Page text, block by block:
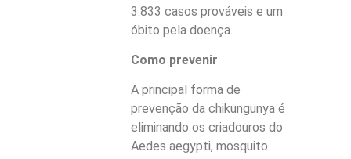
3.833 casos prováveis e um
óbito pela doença.
Como prevenir
A principal forma de
prevenção da chikungunya é
eliminando os criadouros do
Aedes aegypti, mosquito